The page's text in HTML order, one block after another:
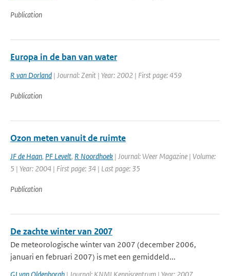
Publication
Europa in de ban van water
R van Dorland | Journal: Zenit | Year: 2002 | First page: 459
Publication
Ozon meten vanuit de ruimte
JF de Haan, PF Levelt, R Noordhoek | Journal: Weer Magazine | Volume:
5 | Year: 2004 | First page: 34 | Last page: 35
Publication
De zachte winter van 2007
De meteorologische winter van 2007 (december 2006,
januari en februari 2007) is met een gemiddeld...